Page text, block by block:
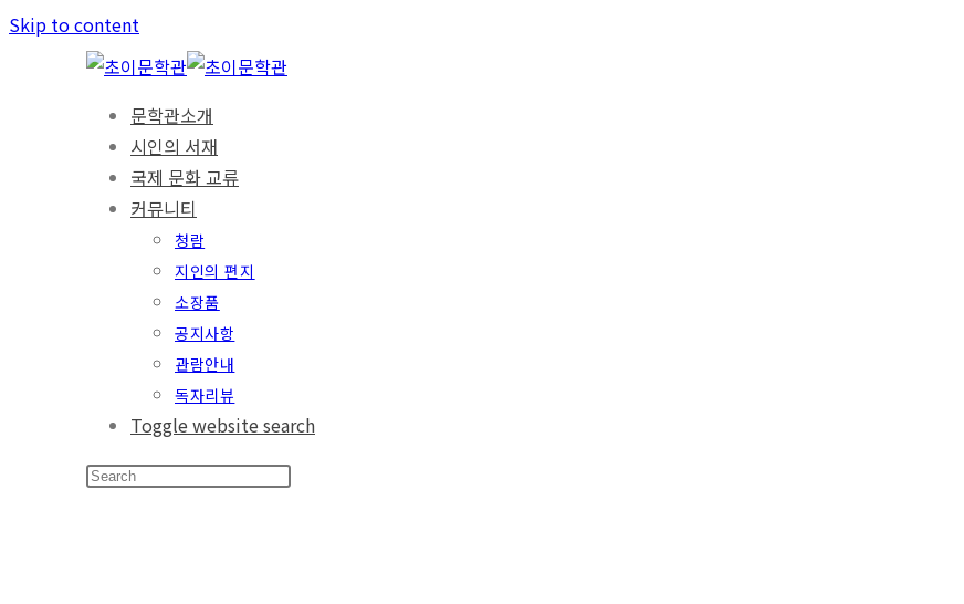
Skip to content
문학관소개
시인의 서재
국제 문화 교류
커뮤니티
청람
지인의 편지
소장품
공지사항
관람안내
독자리뷰
Toggle website search